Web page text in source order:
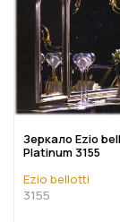
Зеркало Ezio
Platinum 3155
Ezio bellotti
3155